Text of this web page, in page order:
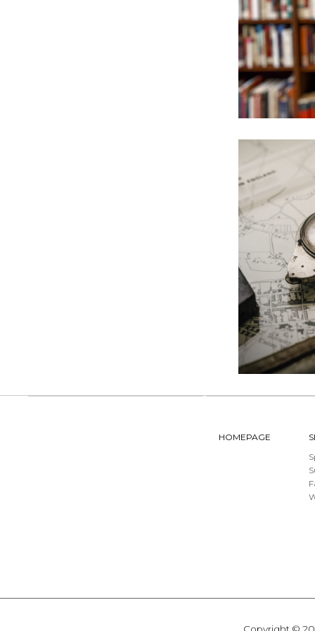
HOMEPAGE
Copyright ©